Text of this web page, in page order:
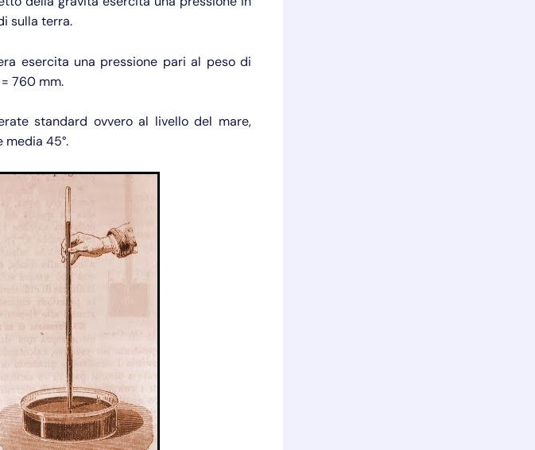
sulla terra.
esercita una pressione pari al peso di
760 mm.
standard ovvero al livello del mare,
media 45°.